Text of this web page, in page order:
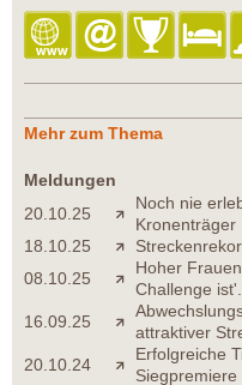
Mehr zum Thema
Meldungen
20.10.25
Noch nie
Kronenträger
18.10.25
08.10.25
Hoher
Challenge
16.09.25
attraktiver
20.10.24
Erfolgreiche
Siegpremiere